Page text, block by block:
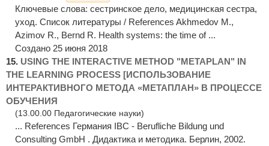
Ключевые слова: сестринское дело, медицинская сестра,
уход. Список литературы / References Akhmedov M.,
Azimov R., Bernd R. Health systems: the time of ...
Создано 25 июня 2018
15. USING THE INTERACTIVE METHOD "METAPLAN" IN
THE LEARNING PROCESS [ИСПОЛЬЗОВАНИЕ
ИНТЕРАКТИВНОГО МЕТОДА «МЕТАПЛАН» В ПРОЦЕССЕ
ОБУЧЕНИЯ
(13.00.00 Педагогические науки)
... References Германия IBC - Berufliche Bildung und
Consulting GmbH . Дидактика и методика. Берлин, 2002.